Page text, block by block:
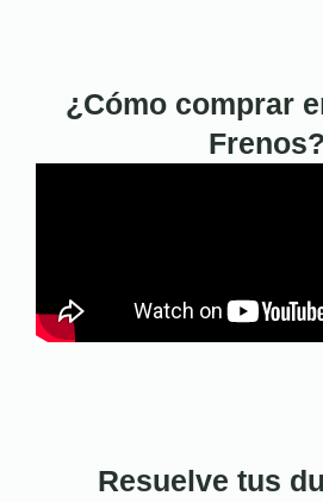
¿Cómo comprar
Frenos?
Resuelve tus